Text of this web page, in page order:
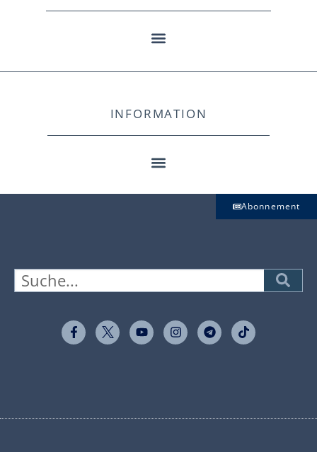
INFORMATION
Abonnement